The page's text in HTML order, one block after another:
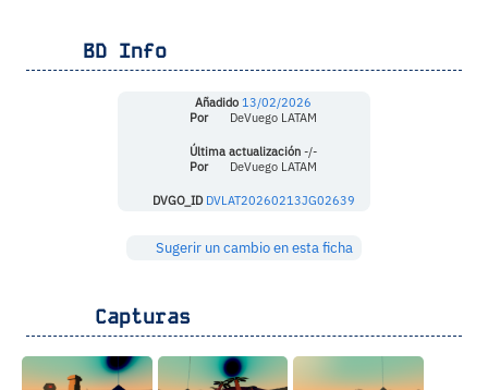
BD Info
Añadido 13/02/2026
Por
DeVuego LATAM
Última actualización -/-
Por
DeVuego LATAM
DVGO_ID DVLAT20260213JG02639
Sugerir un cambio en esta ficha
Capturas